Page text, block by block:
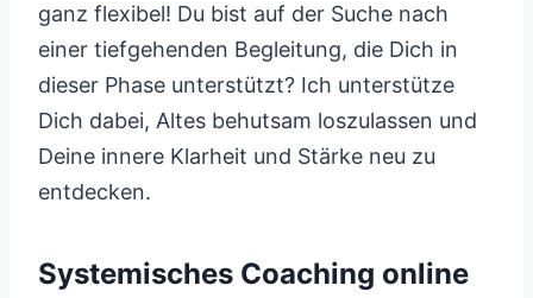
ganz flexibel! Du bist auf der Suche nach
einer tiefgehenden Begleitung, die Dich in
dieser Phase unterstützt? Ich unterstütze
Dich dabei, Altes behutsam loszulassen und
Deine innere Klarheit und Stärke neu zu
entdecken.
Systemisches Coaching online